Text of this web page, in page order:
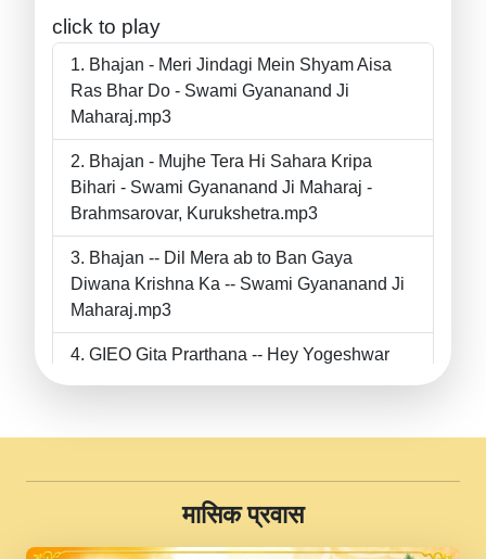
click to play
Bhajan - Meri Jindagi Mein Shyam Aisa
Ras Bhar Do - Swami Gyananand Ji
Maharaj.mp3
Bhajan - Mujhe Tera Hi Sahara Kripa
Bihari - Swami Gyananand Ji Maharaj -
Brahmsarovar, Kurukshetra.mp3
Bhajan -- Dil Mera ab to Ban Gaya
Diwana Krishna Ka -- Swami Gyananand Ji
Maharaj.mp3
GIEO Gita Prarthana -- Hey Yogeshwar
II Swami Gyananand Ji Maharaj.mp3
JINU SATGURU AAP BULAVE by Rasik
Pawan ji 20-11-19 Sankirtan At VEER JI
​मासिक प्रवास